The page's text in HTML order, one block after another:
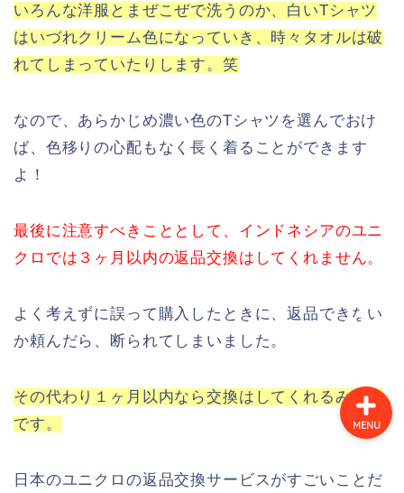
いろんな洋服とまぜこぜで洗うのか、白いTシャツ
はいづれクリーム色になっていき、時々タオルは破
れてしまっていたりします。笑
なので、あらかじめ濃い色のTシャツを選んでおけ
ば、色移りの心配もなく長く着ることができます
よ！
最後に注意すべきこととして、インドネシアのユニ
クロでは３ヶ月以内の返品交換はしてくれません。
よく考えずに誤って購入したときに、返品できない
か頼んだら、断られてしまいました。
その代わり１ヶ月以内なら交換はしてくれるみたい
です。
日本のユニクロの返品交換サービスがすごいことだ
MENU
旅行の体験談
イタリア
スペイン